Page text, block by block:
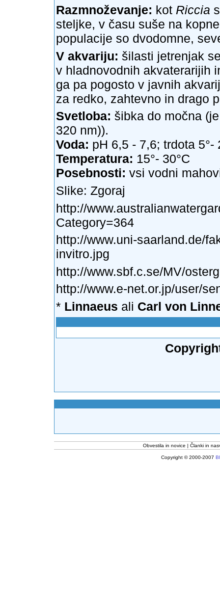
Razmnoževanje: kot Riccia
steljke, v času suše na
populacije so dvodomne,
V akvariju: šilasti jetrenjak
v hladnovodnih akvaterarijih
ga pa pogosto v javnih
za redko, zahtevno in drago
Svetloba: šibka do močna
320 nm)).
Voda: pH 6,5 - 7,6; trdota 5°-
Temperatura: 15°- 30°C
Posebnosti: vsi vodni
Slike: Zgoraj
http://
Category=364
http://www.uni-saarland.de/
invitro.jpg
http://www.sbf.c.se/MV/
http://www.e-net.or.jp/user/
* Linnaeus ali Carl von
Obvestila in novice Članki in
Copyright © 2000-2007